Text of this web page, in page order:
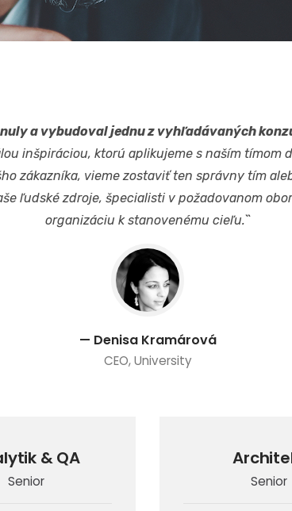
a vybudoval jednu z vyhľadávaných
inšpiráciou, ktorú aplikujeme s naším tímom
zákazníka, vieme zostaviť ten správny tím
ľudské zdroje, špecialisti v požadovanom
organizáciu k stanovenému cieľu.``
— Denisa Kramárová
CEO, University
& QA
Senior Senior